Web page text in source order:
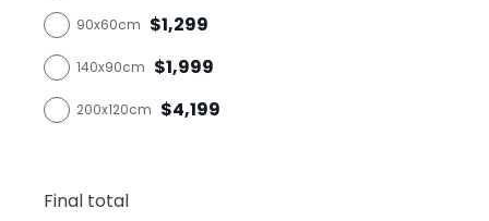
90x60cm $1,299
140x90cm $1,999
200x120cm $4,199
Final total